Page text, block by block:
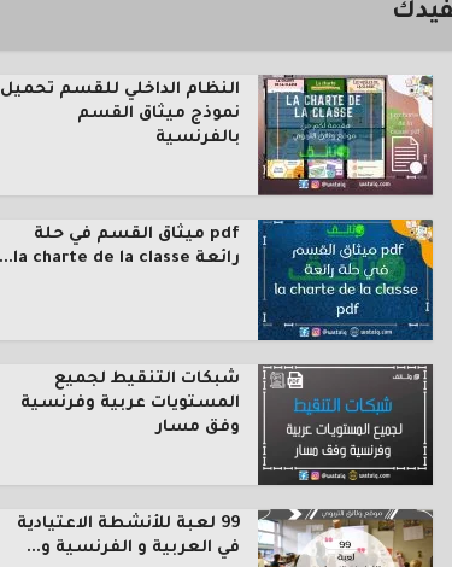
النظام الداخلي للقسم تحميل
نموذج ميثاق القسم
بالفرنسية
pdf ميثاق القسم في حلة
رائعة la charte de la classe...
شبكات التنقيط لجميع
المستويات عربية وفرنسية
وفق مسار
99 لعبة للأنشطة الاعتيادية
في العربية و الفرنسية و...